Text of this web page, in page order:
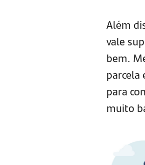
Além
vale
bem.
parcela
para
muito